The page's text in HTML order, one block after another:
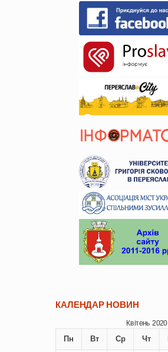
КАЛЕНДАР НОВИН
Квітень 2020
Пн Вт Ср Чт